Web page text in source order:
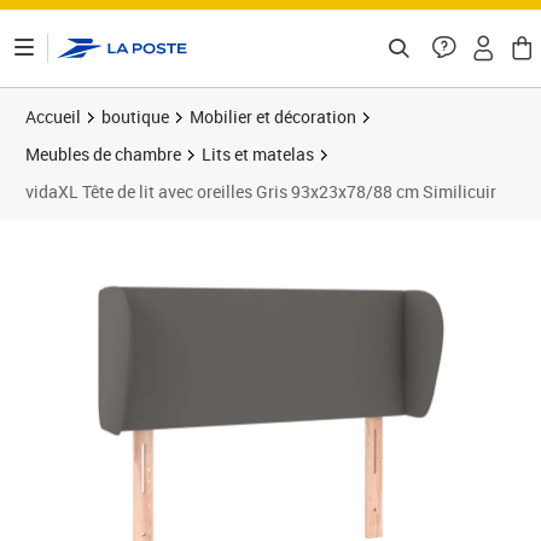
Accueil boutique
Mobilier et décoration
Meubles de chambre
Lits et matelas
vidaXL Tête de lit avec oreilles Gris 93x23x78/88 cm Similicuir